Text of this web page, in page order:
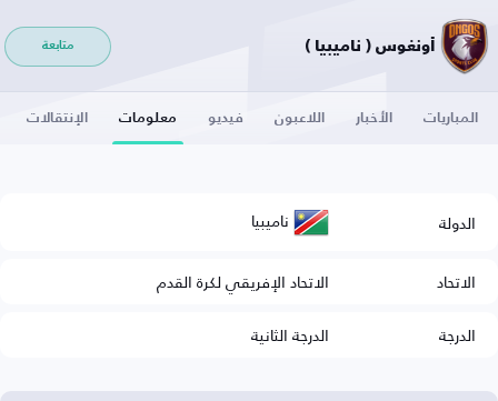
أونغوس ( ناميبيا ) متابعة
المباريات الأخبار اللاعبون فيديو معلومات الإنتقالات
الدولة ناميبيا
الاتحاد
الاتحاد الإفريقي لكرة القدم
الدرجة
الدرجة الثانية